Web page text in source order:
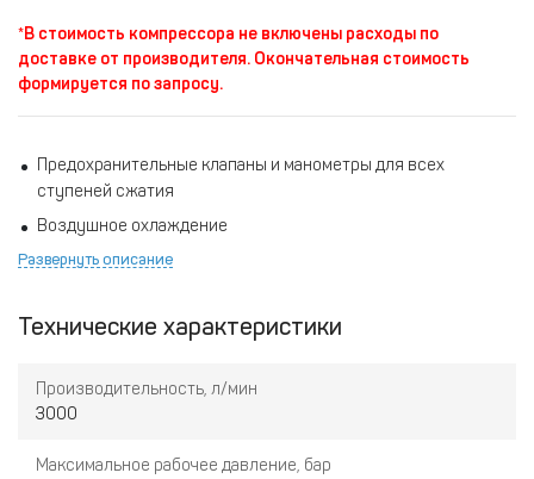
*В стоимость компрессора не включены расходы по
доставке от производителя. Окончательная стоимость
формируется по запросу.
Предохранительные клапаны и манометры для всех
ступеней сжатия
Воздушное охлаждение
Необслуживаемый водомасляный сепаратор
Система ременного привода с устройством натяжения
Манометр давления масла
Контроль давления масла в картере
Местная контрольная панель
Развернуть описание
Технические характеристики
Производительность, л/мин
3000
Максимальное рабочее давление, бар